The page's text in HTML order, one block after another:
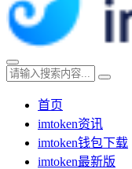
首页
imtoken资讯
imtoken钱包下载
imtoken最新版